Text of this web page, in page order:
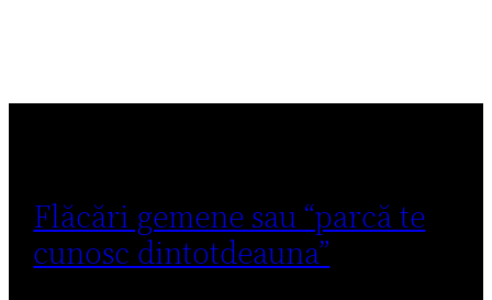
Flăcări gemene sau “parcă te
cunosc dintotdeauna”